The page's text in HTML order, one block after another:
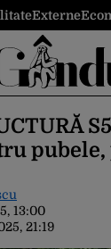
Externe
pubele,
13:00
21:19